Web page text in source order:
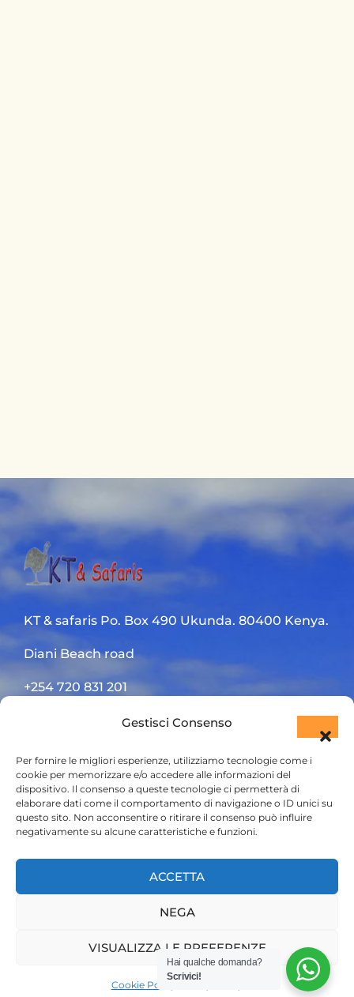
Gestisci Consenso
Per fornire le migliori esperienze, utilizziamo tecnologie come i
cookie per memorizzare e/o accedere alle informazioni del
dispositivo. Il consenso a queste tecnologie ci permetterà di
elaborare dati come il comportamento di navigazione o ID unici su
questo sito. Non acconsentire o ritirare il consenso può influire
negativamente su alcune caratteristiche e funzioni.
ACCETTA
NEGA
VISUALIZZA LE PREFERENZE
Cookie Policy
KT & safaris Po. Box 490 Ukunda. 80400 Kenya.
Diani Beach road
+254 720 831 201
ktsafaris5177@gmail.com
HOME
SAFARI KENYA
CONTATTACI
Hai qualche domanda?
Scrivici!